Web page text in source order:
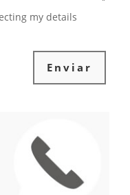
my details
Enviar